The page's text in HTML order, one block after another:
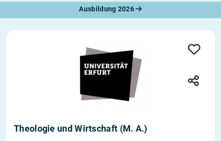
Ausbildung 2026
Theologie und Wirtschaft (M. A.)